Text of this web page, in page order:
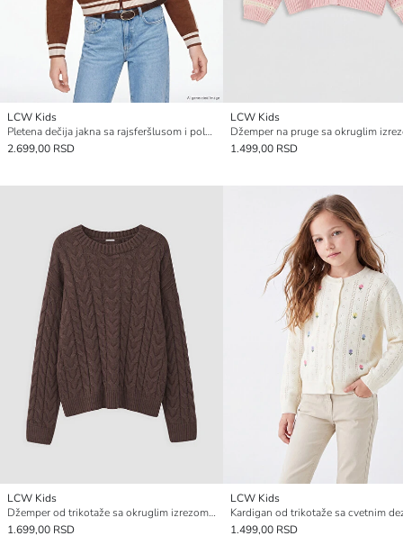
LCW Kids
Pletena dečija jakna sa rajsferšlusom i polo kragnom
2.699,00 RSD
LCW Kids
1.499,00 RSD
LCW Kids
Džemper od trikotaže sa okruglim izrezom i pletenim šarama za devojčice
1.699,00 RSD
LCW Kids
1.499,00 RSD